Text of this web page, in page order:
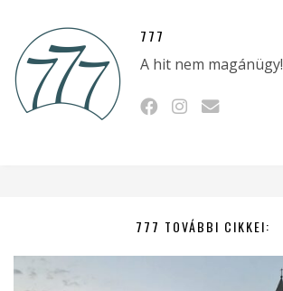
777
A hit nem magánügy!
777 TOVÁBBI CIKKEI: